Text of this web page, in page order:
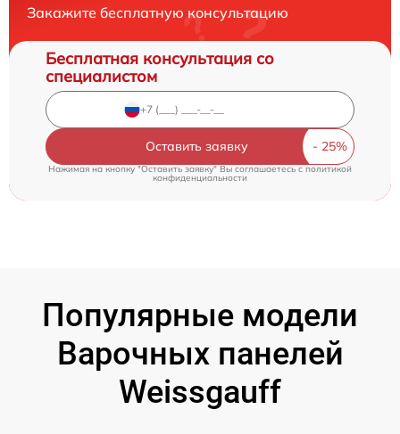
Закажите бесплатную консультацию
Бесплатная консультация со
специалистом
Оставить заявку
Нажимая на кнопку "Оставить заявку" Вы соглашаетесь cполитикой
конфиденциальности
Популярные модели
Варочных панелей
Weissgauff